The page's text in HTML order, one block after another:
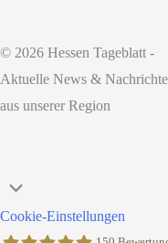
© 2026 Hessen Tageblatt -
Aktuelle News &
aus unserer Region
oben
Cookie-Einstellungen